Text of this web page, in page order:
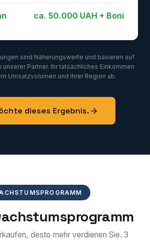
ca. 50.000 UAH + Boni
sind Näherungswerte und basieren auf
Partner. Ihr tatsächliches Einkommen
Umsatzvolumen und Ihrer Region ab.
dieses Ergebnis.
desto mehr verdienen Sie. 3